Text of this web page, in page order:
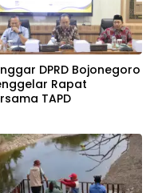
DPRD Bojonegoro
Rapat
TAPD